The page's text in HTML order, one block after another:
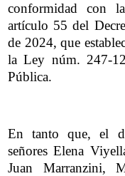
conformidad con
artículo 55 del
de 2024, que
la Ley núm. 247-
Pública.
En tanto que, el
señores Elena
Juan Marranzini,